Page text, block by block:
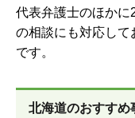
代表弁護士のほかに
の相談にも対応して
です。
北海道のおすすめ